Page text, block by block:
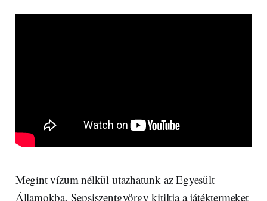
Megint vízum nélkül utazhatunk az Egyesült
Államokba, Sepsiszentgyörgy kitiltja a játéktermeket